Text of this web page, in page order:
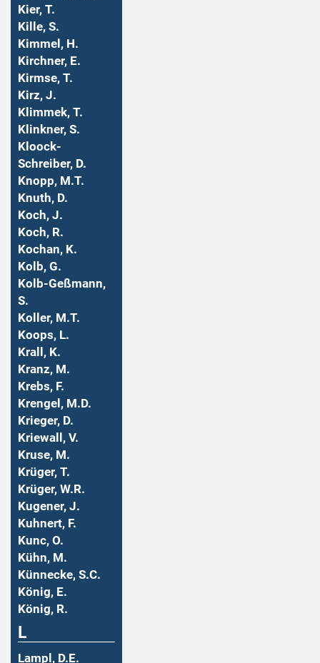
Kier, T.
Kille, S.
Kimmel, H.
Kirchner, E.
Kirmse, T.
Kirz, J.
Klimmek, T.
Klinkner, S.
Kloock-
Schreiber, D.
Knopp, M.T.
Knuth, D.
Koch, J.
Koch, R.
Kochan, K.
Kolb, G.
Kolb-Geßmann,
S.
Koller, M.T.
Koops, L.
Krall, K.
Kranz, M.
Krebs, F.
Krengel, M.D.
Krieger, D.
Kriewall, V.
Kruse, M.
Krüger, T.
Krüger, W.R.
Kugener, J.
Kuhnert, F.
Kunc, O.
Kühn, M.
Künnecke, S.C.
König, E.
König, R.
L
Lampl, D.E.